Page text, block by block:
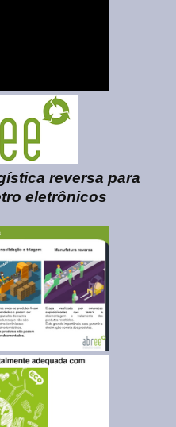
reversa para
eletrônicos